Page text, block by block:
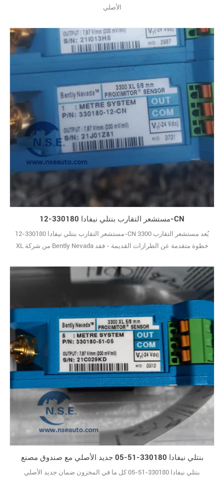
الأصلي
مستشعر التقارب بنتلي نيفادا 330180-12-CN
مستشعر التقارب بنتلي نيفادا 330180-12-CN يُعد مستشعر التقارب 3300
XL من شركة Bently Nevada خطوة متقدمة عن الطرازات القديمة - فقد
موثوقية في الإعدادات الصناعية الواقعية. أول ما يلفت الانتباه هو تعدد
استخداماته في التركيب. يتيح لك تصميمه المادي تركيبه بطريقتين: إما في
أنظمة قضبان D10
بنتلي نيفادا 330180-51-05 جديد الأصلي مع صندوق مصنع
بنتلي نيفادا 330180-51-05 كل ما في المخزون ضمان جديد الأصلي